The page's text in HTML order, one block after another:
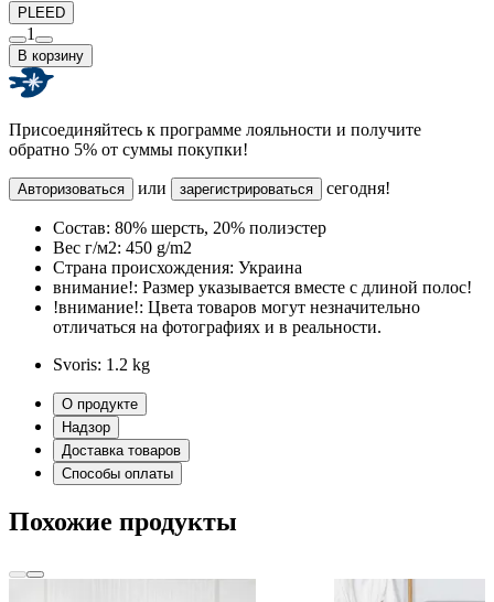
PLEED
1
В корзину
Присоединяйтесь к программе лояльности и получите
обратно 5% от суммы покупки!
Авторизоваться или зарегистрироваться сегодня!
Состав: 80% шерсть, 20% полиэстер
Вес г/м2: 450 g/m2
Страна происхождения: Украина
внимание!: Размер указывается вместе с длиной полос!
!внимание!: Цвета товаров могут незначительно
отличаться на фотографиях и в реальности.
Svoris: 1.2 kg
О продукте
Надзор
Доставка товаров
Способы оплаты
Похожие продукты